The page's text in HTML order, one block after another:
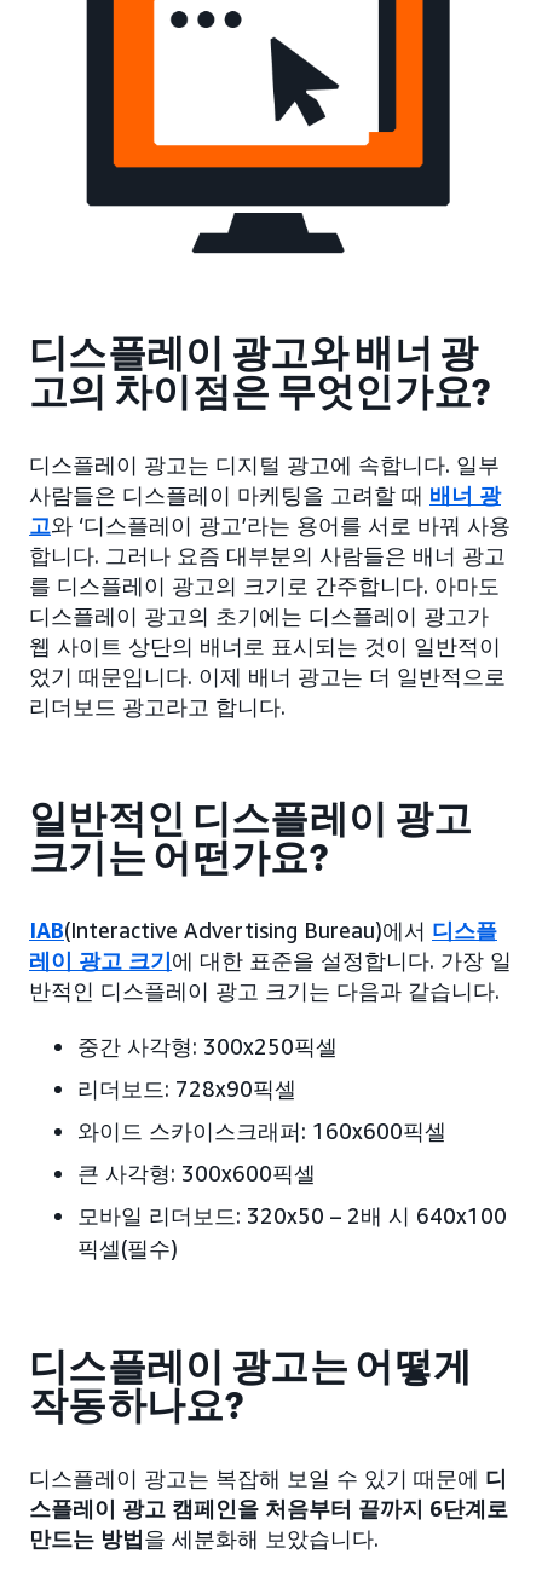
디스플레이 광고와 배너 광
고의 차이점은 무엇인가요?
디스플레이 광고는 디지털 광고에 속합니다. 일부
사람들은 디스플레이 마케팅을 고려할 때 배너 광
고와 ‘디스플레이 광고’라는 용어를 서로 바꿔 사용
합니다. 그러나 요즘 대부분의 사람들은 배너 광고
를 디스플레이 광고의 크기로 간주합니다. 아마도
디스플레이 광고의 초기에는 디스플레이 광고가
웹 사이트 상단의 배너로 표시되는 것이 일반적이
었기 때문입니다. 이제 배너 광고는 더 일반적으로
리더보드 광고라고 합니다.
일반적인 디스플레이 광고
크기는 어떤가요?
IAB(Interactive Advertising Bureau)에서 디스플
레이 광고 크기에 대한 표준을 설정합니다. 가장 일
반적인 디스플레이 광고 크기는 다음과 같습니다.
중간 사각형: 300x250픽셀
리더보드: 728x90픽셀
와이드 스카이스크래퍼: 160x600픽셀
큰 사각형: 300x600픽셀
모바일 리더보드: 320x50 – 2배 시 640x100
픽셀(필수)
디스플레이 광고는 어떻게
작동하나요?
디스플레이 광고는 복잡해 보일 수 있기 때문에 디
스플레이 광고 캠페인을 처음부터 끝까지 6단계로
만드는 방법을 세분화해 보았습니다.